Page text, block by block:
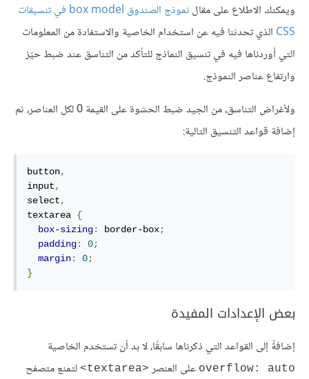
ويمكنك الاطلاع على مقال
نموذج الصندوق box model في تنسيقات
CSS الذي تحدثنا فيه عن استخدام الخاصية والاستفادة من المعلومات
التي أوردناها فيه في تنسيق النماذج للتأكد من التناسق عند ضبط حيّز
وارتفاع عناصر النموذج.
ولأغراض التناسق، من الجيد ضبط الحشوة على القيمة 0 لكل العناصر، ثم
إضافة قواعد التنسيق التالية:
button,
input,
select,
textarea {
box-sizing: border-box;
padding: 0;
margin: 0;
}
بعض الإعدادات المفيدة
إضافةً إلى القواعد التي ذكرناها سابقًا، لا بد أن تستخدم الخاصية
overflow: auto على العنصر <textarea>
لتمنع متصفح